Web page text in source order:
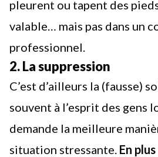
pleurent ou tapent des
valable… mais pas dans un
professionnel.
2. La suppression
C’est d’ailleurs la (fausse)
souvent à l’esprit des gens
demande la meilleure
situation stressante. En